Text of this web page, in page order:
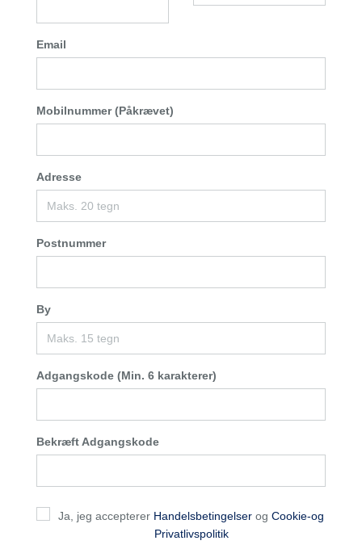
Email
Mobilnummer (Påkrævet)
Adresse
Postnummer
By
Adgangskode (Min. 6 karakterer)
Bekræft Adgangskode
Ja, jeg accepterer Handelsbetingelser og Cookie-og
Privatlivspolitik